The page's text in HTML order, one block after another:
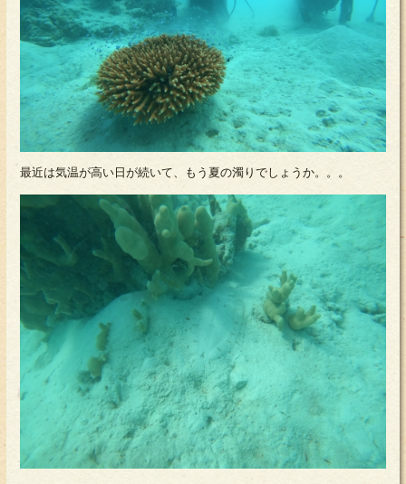
最近は気温が高い日が続いて、もう夏の濁りでしょうか。。。